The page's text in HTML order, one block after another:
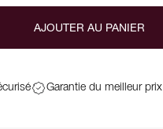
AJOUTER AU PANIER
Garantie du meilleur prix